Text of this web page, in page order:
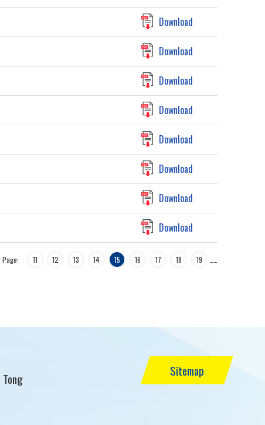
Download
Download
Download
Download
Download
Download
Download
Download
Page: 11 12 13 14 15 16 17 18 19
Sitemap